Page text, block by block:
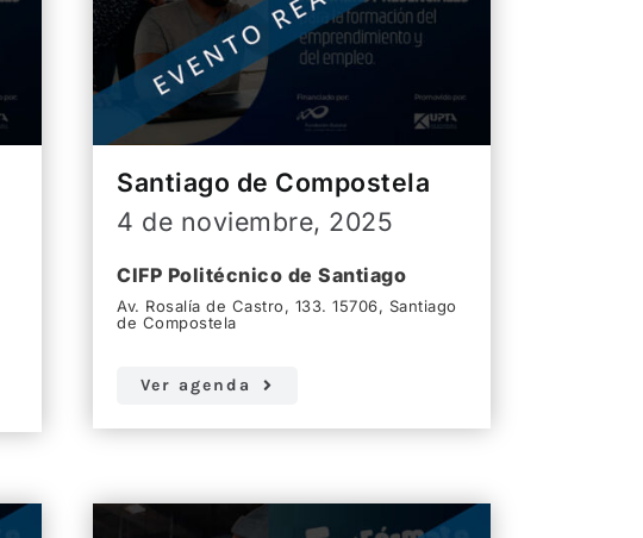
Santiago de Compostela
4 de noviembre, 2025
CIFP Politécnico de Santiago
Av. Rosalía de Castro, 133. 15706, Santiago
de Compostela
Ver agenda